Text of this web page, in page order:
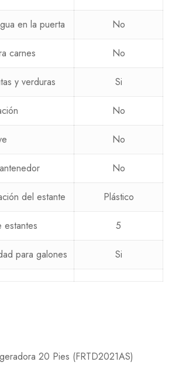
en la puerta No
carnes No
y verduras Si
No
No
No
del estante Plástico
estantes 5
para galones Si
20 Pies (FRTD2021AS)